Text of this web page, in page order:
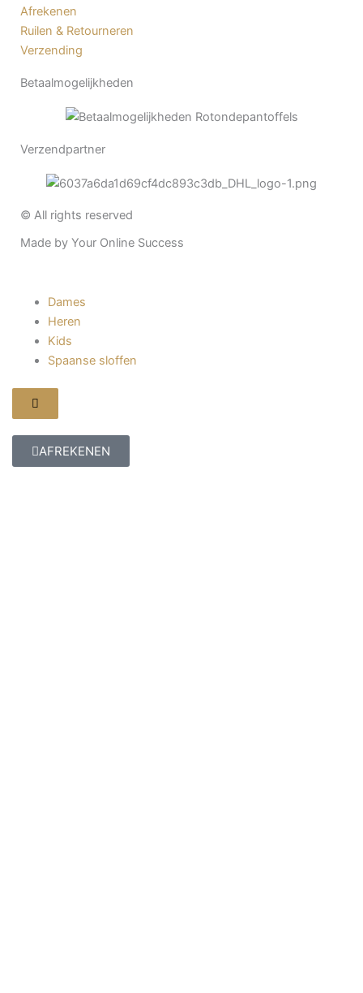
Afrekenen
Ruilen & Retourneren
Verzending
Betaalmogelijkheden
Verzendpartner
© All rights reserved
Made by Your Online Success
Dames
Heren
Kids
Spaanse sloffen
Hamburger
toggle
AFREKENEN